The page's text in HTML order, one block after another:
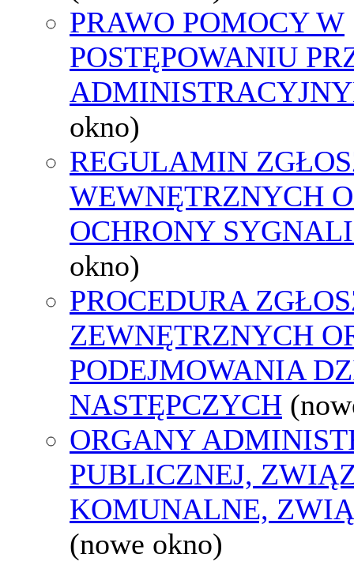
PRAWO POMOCY W
POSTĘPOWANIU
okno)
REGULAMIN
WEWNĘTRZNYCH
OCHRONY
okno)
PROCEDURA
ZEWNĘTRZNYCH
PODEJMOWANIA
NASTĘPCZYCH
ORGANY
PUBLICZNEJ,
KOMUNALNE,
(nowe okno)